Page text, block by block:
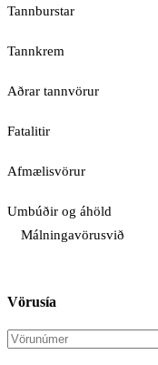
Tannburstar
Tannkrem
Aðrar tannvörur
Fatalitir
Afmælisvörur
Umbúðir og áhöld
Málningavörusvið
Vörusía